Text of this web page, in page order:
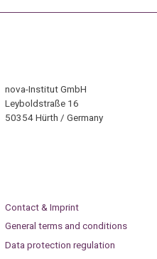
nova-Institut GmbH
Leyboldstraße 16
50354 Hürth / Germany
Contact & Imprint
General terms and conditions
Data protection regulation